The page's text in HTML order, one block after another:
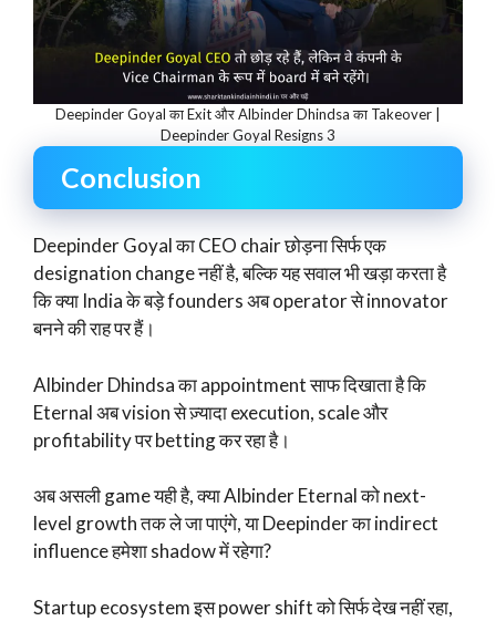
Deepinder Goyal का Exit और Albinder Dhindsa का Takeover |
Deepinder Goyal Resigns 3
Conclusion
Deepinder Goyal का CEO chair छोड़ना सिर्फ एक
designation change नहीं है, बल्कि यह सवाल भी खड़ा करता है
कि क्या India के बड़े founders अब operator से innovator
बनने की राह पर हैं।
Albinder Dhindsa का appointment साफ दिखाता है कि
Eternal अब vision से ज़्यादा execution, scale और
profitability पर betting कर रहा है।
अब असली game यही है, क्या Albinder Eternal को next-
level growth तक ले जा पाएंगे, या Deepinder का indirect
influence हमेशा shadow में रहेगा?
Startup ecosystem इस power shift को सिर्फ देख नहीं रहा,